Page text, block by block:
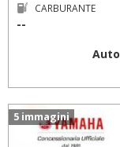
CARBURANTE
--
5 immagini